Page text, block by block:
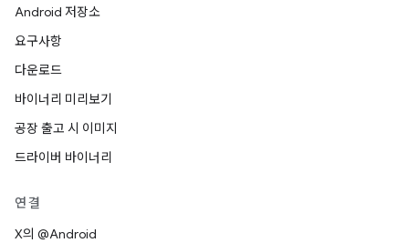
Android 저장소
요구사항
다운로드
바이너리 미리보기
공장 출고 시 이미지
드라이버 바이너리
연결
X의 @Android